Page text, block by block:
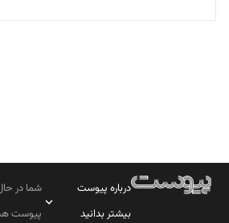
تحریریه
درباره پیوست
بیشتر بدانید
شما در
پیوست